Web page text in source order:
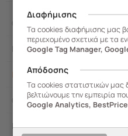
Οργάνωση
Μπάνιο
Κήπος
Οικιακά
Επαγγελματικά
Διαφήμισης
Τα cookies διαφήμισης μας
περιεχομένο σχετικά με τα
Google Tag Manager,
Απόδοσης
Τα cookies στατιστικών μας
βελτιώνουμε την εμπειρία
Google Analytics,